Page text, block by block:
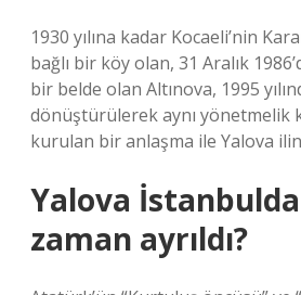
1930 yılına kadar Kocaeli’nin
bağlı bir köy olan, 31 Aralık
bir belde olan Altınova, 1995
dönüştürülerek aynı yönetmelik
kurulan bir anlaşma ile Yalova
Yalova
zaman ayrıldı?